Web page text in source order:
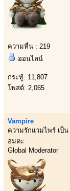
ความหื่น : 219
ออนไลน์
กระทู้: 11,807
โพสต์: 2,065
Vampire
ความรักแวมไพร์ เป็น
อมตะ
Global Moderator